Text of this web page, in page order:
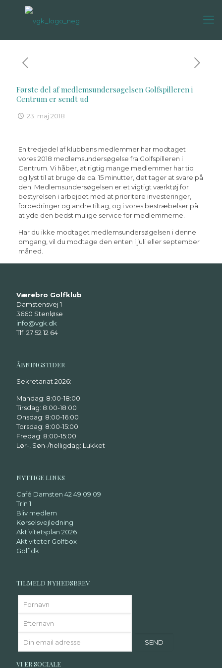
Første del af medlemsundersøgelsen Golfspilleren i
Centrum er sendt ud
23. maj 2018
En tredjedel af klubbens medlemmer har modtaget
vores 2018 medlemsundersøgelse fra Golfspilleren i
Centrum. Vi håber, at rigtig mange medlemmer har tid
og lyst til at bruge de ca. 15 minutter, det tager at svare på
den. Medlemsundersøgelsen er et vigtigt værktøj for
bestyrelsen i arbejdet med at prioritere investeringer,
forbedringer og andre tiltag, og i vores bestræbelser på
at yde den bedst mulige service for medlemmerne.
Har du ikke modtaget medlemsundersøgelsen i denne
omgang, vil du modtage den enten i juli eller september
måned.
Værebro Golfklub
Damstensvej 1
3660 Stenløse
info@vgk.dk
Tlf. 27 52 12 64
ÅBNINGSTIDER
Sekretariat 2026:
Mandag: 8:00-18:00
Tirsdag: 8:00-18:00
Onsdag: 8:00-16:00
Torsdag: 8:00-15:00
Fredag: 8:00-15:00
Lør-, Søn-/helligdag: Lukket
NYTTIGE LINKS
Café Damsten 42 49 09 09
Trin 1
Bliv medlem
Kørselsvejledning
Aktivitetsplan 2026
Aktiviteter Golfbox
Golf.dk
TILMELD NYHEDSBREV
VI ER SOCIALE